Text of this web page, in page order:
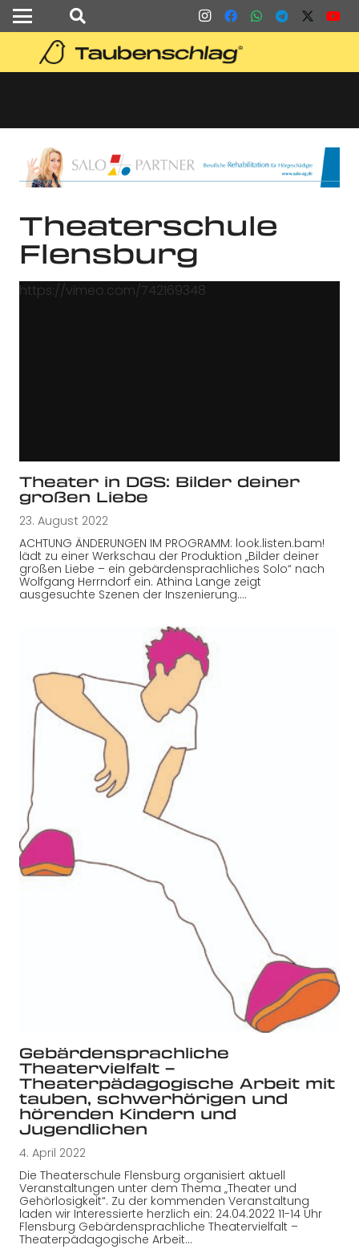
Theaterschule
Flensburg
https://vimeo.com/742169348
Theater in DGS: Bilder deiner
großen Liebe
23. August 2022
ACHTUNG ÄNDERUNGEN IM PROGRAMM: look.listen.bam!
lädt zu einer Werkschau der Produktion „Bilder deiner
großen Liebe – ein gebärdensprachliches Solo“ nach
Wolfgang Herrndorf ein. Athina Lange zeigt
ausgesuchte Szenen der Inszenierung.…
Gebärdensprachliche
Theatervielfalt –
Theaterpädagogische Arbeit mit
tauben, schwerhörigen und
hörenden Kindern und
Jugendlichen
4. April 2022
Die Theaterschule Flensburg organisiert aktuell
Veranstaltungen unter dem Thema „Theater und
Gehörlosigkeit“. Zu der kommenden Veranstaltung
laden wir Interessierte herzlich ein: 24.04.2022 11-14 Uhr
Flensburg Gebärdensprachliche Theatervielfalt –
Theaterpädagogische Arbeit…